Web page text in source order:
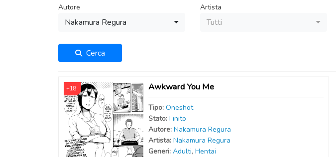
Autore
Nakamura Regura
Artista
Tutti
Cerca
+18 Awkward You Me
Tipo: Oneshot
Stato: Finito
Autore: Nakamura Regura
Artista: Nakamura Regura
Generi: Adulti, Hentai